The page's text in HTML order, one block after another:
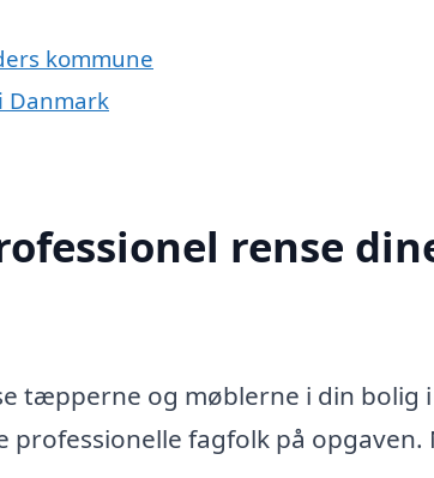
kommune
rense
tæpperne og møblerne i din bolig i
fagfolk på opgaven.